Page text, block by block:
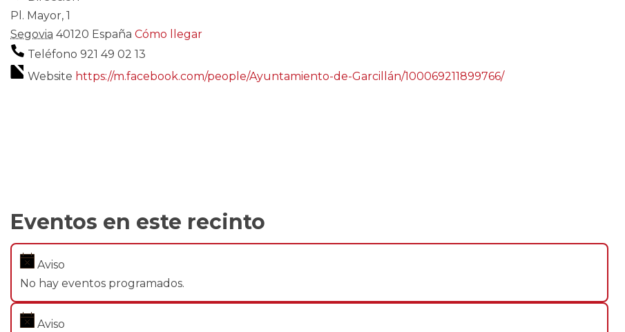
Pl. Mayor, 1
Segovia 40120 España Cómo llegar
Teléfono 921 49 02 13
Website https://m.facebook.com/people/Ayuntamiento-de-Garcillán/100069211899766/
Eventos en este recinto
Aviso
No hay eventos programados.
Aviso